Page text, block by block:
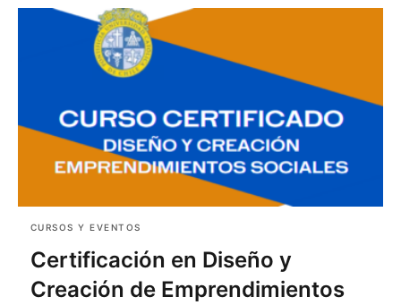
CURSOS Y EVENTOS
Certificación en Diseño y
Creación de Emprendimientos